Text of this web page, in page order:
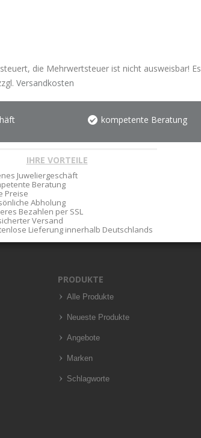
die Mehrwertsteuer ist nicht ausweisbar! Es
Versandkosten
kompetente Beratung
IHRE VORTEILE
Juweliergeschäft
Beratung
Preise
Abholung
Bezahlen per SSL
Versand
Lieferung innerhalb Deutschlands
PRODUKTE
Alle Produkte
Neueste Produkte
Angebote
Marken
Schlagworte